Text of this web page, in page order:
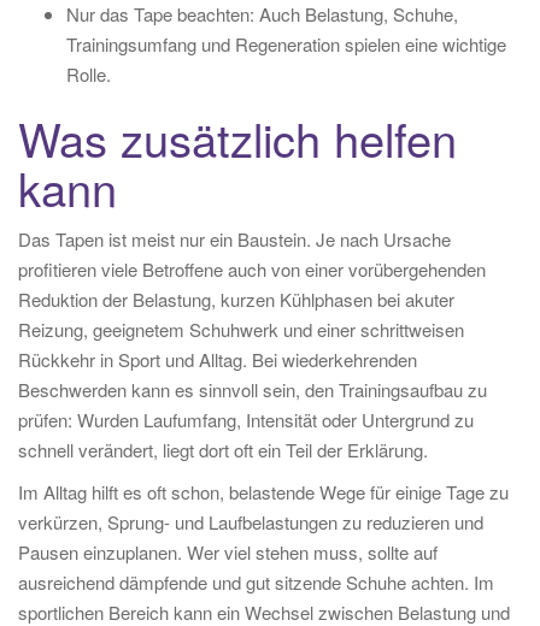
Nur das Tape beachten: Auch Belastung, Schuhe,
Trainingsumfang und Regeneration spielen eine wichtige
Rolle.
Was zusätzlich helfen
kann
Das Tapen ist meist nur ein Baustein. Je nach Ursache
profitieren viele Betroffene auch von einer vorübergehenden
Reduktion der Belastung, kurzen Kühlphasen bei akuter
Reizung, geeignetem Schuhwerk und einer schrittweisen
Rückkehr in Sport und Alltag. Bei wiederkehrenden
Beschwerden kann es sinnvoll sein, den Trainingsaufbau zu
prüfen: Wurden Laufumfang, Intensität oder Untergrund zu
schnell verändert, liegt dort oft ein Teil der Erklärung.
Im Alltag hilft es oft schon, belastende Wege für einige Tage zu
verkürzen, Sprung- und Laufbelastungen zu reduzieren und
Pausen einzuplanen. Wer viel stehen muss, sollte auf
ausreichend dämpfende und gut sitzende Schuhe achten. Im
sportlichen Bereich kann ein Wechsel zwischen Belastung und